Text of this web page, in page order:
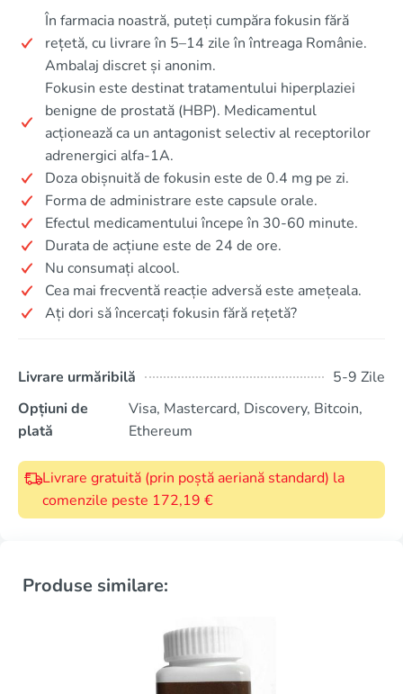
În farmacia noastră, puteți cumpăra fokusin fără
rețetă, cu livrare în 5–14 zile în întreaga Românie.
Ambalaj discret și anonim.
Fokusin este destinat tratamentului hiperplaziei
benigne de prostată (HBP). Medicamentul
acționează ca un antagonist selectiv al receptorilor
adrenergici alfa-1A.
Doza obișnuită de fokusin este de 0.4 mg pe zi.
Forma de administrare este capsule orale.
Efectul medicamentului începe în 30-60 minute.
Durata de acțiune este de 24 de ore.
Nu consumați alcool.
Cea mai frecventă reacție adversă este amețeala.
Ați dori să încercați fokusin fără rețetă?
Livrare urmăribilă
5-9 Zile
Opțiuni de
plată
Visa, Mastercard, Discovery, Bitcoin,
Ethereum
Livrare gratuită (prin poștă aeriană standard) la
comenzile peste 172,19 €
Produse similare: